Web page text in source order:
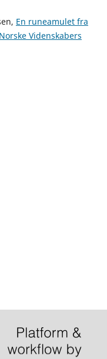
En runeamulet fra
Videnskabers